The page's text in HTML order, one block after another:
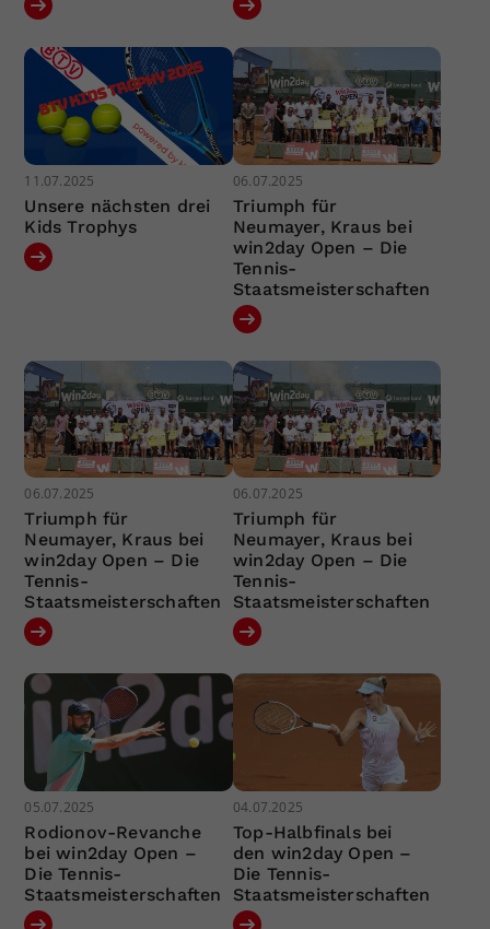
11.07.2025
Unsere nächsten drei
Kids Trophys
06.07.2025
Triumph für
Neumayer, Kraus bei
win2day Open – Die
Tennis-
Staatsmeisterschaften
06.07.2025
Triumph für
Neumayer, Kraus bei
win2day Open – Die
Tennis-
Staatsmeisterschaften
06.07.2025
Triumph für
Neumayer, Kraus bei
win2day Open – Die
Tennis-
Staatsmeisterschaften
05.07.2025
Rodionov-Revanche
bei win2day Open –
Die Tennis-
Staatsmeisterschaften
04.07.2025
Top-Halbfinals bei
den win2day Open –
Die Tennis-
Staatsmeisterschaften